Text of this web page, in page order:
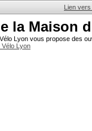
Lien
la Maison
Lyon vous propose des
Vélo Lyon